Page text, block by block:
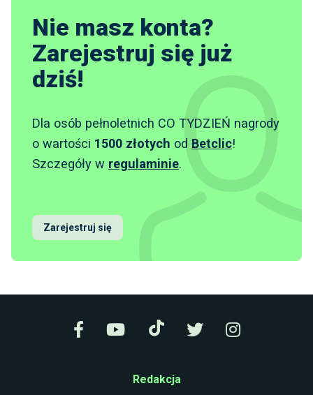
Nie masz konta?
Zarejestruj się już
dziś!
Dla osób pełnoletnich CO TYDZIEŃ nagrody
o wartości 1500 złotych od Betclic!
Szczegóły w regulaminie.
Zarejestruj się
Redakcja